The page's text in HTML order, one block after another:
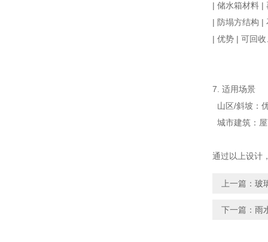
| 储水箱材料 |
| 防塌方结构 |
| 优势 | 可回收
7. 适用场景
山区/斜坡 ：
城市建筑 ：
通过以上设计
上一篇： 玻
下一篇： 雨